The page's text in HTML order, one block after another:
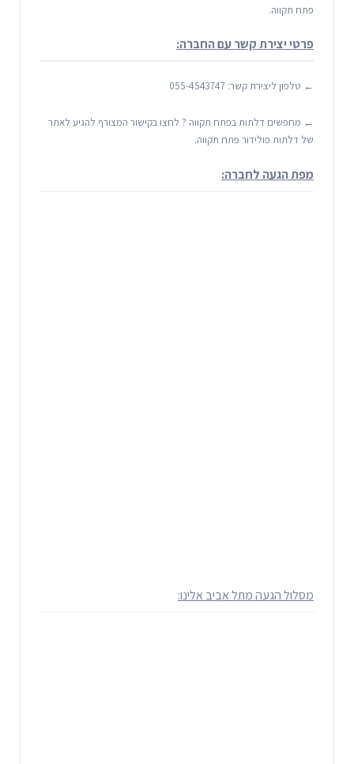
פתח תקווה.
פרטי יצירת קשר עם החברה:
← טלפון ליצירת קשר: 055-4543747
← מחפשים דלתות בפתח תקווה ? לחצו בקישור המצורף להגיע לאתר
של דלתות פולידור פתח תקווה.
מפת הגעה לחברה:
מסלול הגעה מתל אביב אלינו: